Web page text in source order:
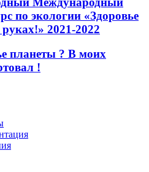
по экологии «Здоровье
2021-2022
планеты ? В моих
!